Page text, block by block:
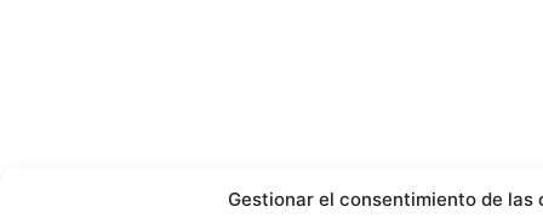
Gestionar el consentimiento de las